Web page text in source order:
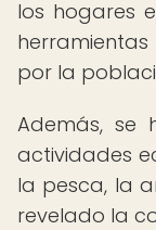
los hogares
por la
Además, se
actividades
la pesca, la
revelado la